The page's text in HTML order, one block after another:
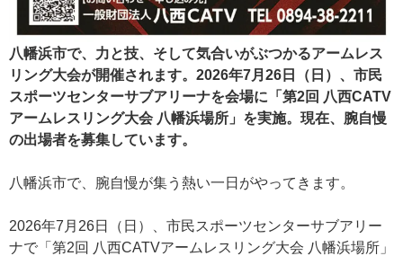
八幡浜市で、力と技、そして気合いがぶつかるアームレス
リング大会が開催されます。2026年7月26日（日）、市民
スポーツセンターサブアリーナを会場に「第2回 八西CATV
アームレスリング大会 八幡浜場所」を実施。現在、腕自慢
の出場者を募集しています。
八幡浜市で、腕自慢が集う熱い一日がやってきます。
2026年7月26日（日）、市民スポーツセンターサブアリー
ナで「第2回 八西CATVアームレスリング大会 八幡浜場所」